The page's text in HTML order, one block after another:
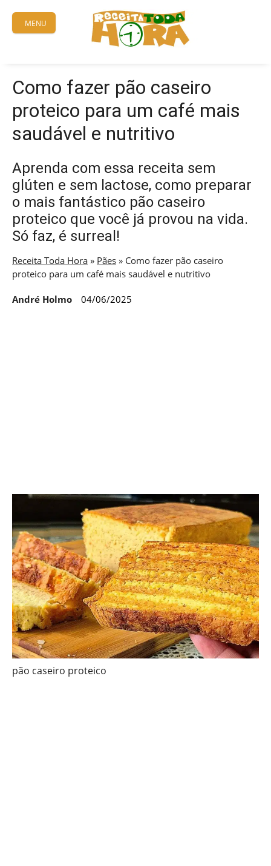
content
MENU
Como fazer pão caseiro
proteico para um café mais
saudável e nutritivo
Aprenda com essa receita sem
glúten e sem lactose, como preparar
o mais fantástico pão caseiro
proteico que você já provou na vida.
Só faz, é surreal!
Receita Toda Hora » Pães » Como fazer pão caseiro
proteico para um café mais saudável e nutritivo
André Holmo 04/06/2025
pão caseiro proteico